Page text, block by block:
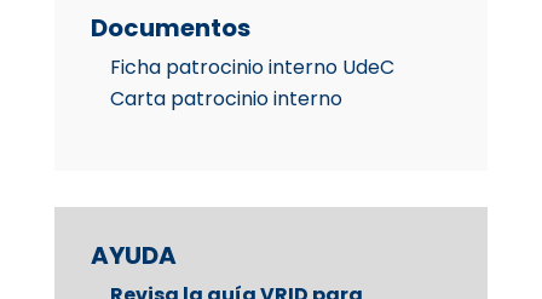
Documentos
Ficha patrocinio interno UdeC
Carta patrocinio interno
AYUDA